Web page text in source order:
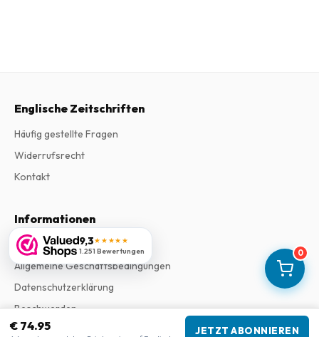
0
€ 74.95 JETZT ABONNIEREN
9,3★★★★★
1.251 Bewertungen
Englische Zeitschriften
Häufig gestellte Fragen
Widerrufsrecht
Kontakt
Informationen
Impressum
Allgemeine Geschäftsbedingungen
Datenschutzerklärung
Beschwerden